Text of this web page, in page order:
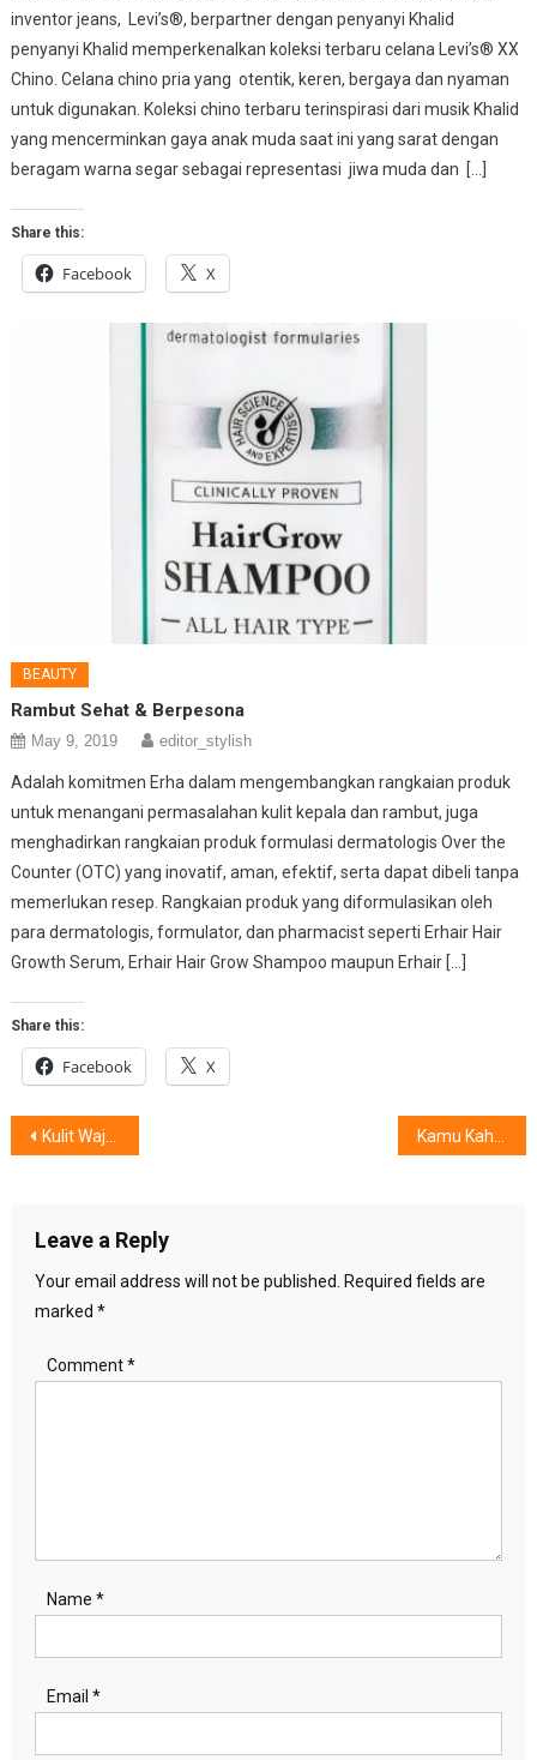
inventor jeans, Levi’s®, berpartner dengan penyanyi Khalid
penyanyi Khalid memperkenalkan koleksi terbaru celana Levi’s® XX
Chino. Celana chino pria yang otentik, keren, bergaya dan nyaman
untuk digunakan. Koleksi chino terbaru terinspirasi dari musik Khalid
yang mencerminkan gaya anak muda saat ini yang sarat dengan
beragam warna segar sebagai representasi jiwa muda dan […]
Share this:
Facebook X
BEAUTY
Rambut Sehat & Berpesona
May 9, 2019 editor_stylish
Adalah komitmen Erha dalam mengembangkan rangkaian produk
untuk menangani permasalahan kulit kepala dan rambut, juga
menghadirkan rangkaian produk formulasi dermatologis Over the
Counter (OTC) yang inovatif, aman, efektif, serta dapat dibeli tanpa
memerlukan resep. Rangkaian produk yang diformulasikan oleh
para dermatologis, formulator, dan pharmacist seperti Erhair Hair
Growth Serum, Erhair Hair Grow Shampoo maupun Erhair […]
Share this:
Facebook X
Post
Kulit Wajah Pancarkan Pesona, Hanya Bila …………….. Kamu Kah Member Ke-4 Girls ?
Leave a Reply
Your email address will not be published. Required fields are
marked *
Comment*
Name *
Email *